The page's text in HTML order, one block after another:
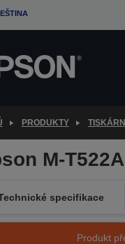
PRODUKTY
M-
specifikace
Produkt